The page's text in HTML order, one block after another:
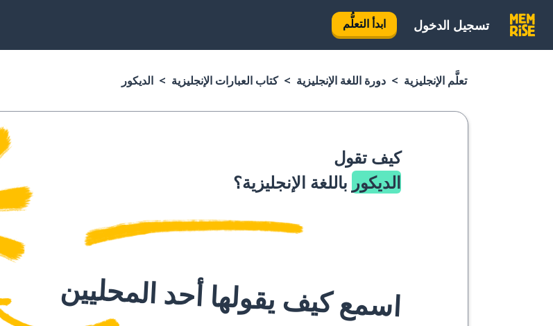
تسجيل الدخول ابدأ التعلُّم
تعلَّم الإنجليزية دورة اللغة الإنجليزية كتاب العبارات الإنجليزية الديكور
كيف تقول
الديكور باللغة الإنجليزية؟
اسمع كيف يقولها أحد المحليين